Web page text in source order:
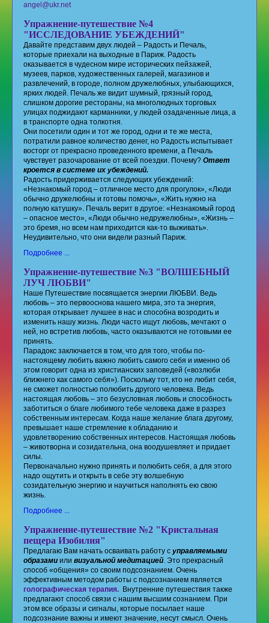
angel@ukr.net
Упражнение-путешествие №4
"ИССЛЕДОВАНИЕ УБЕЖДЕНИЙ"
Давайте представим двух людей – Радость и Печаль,
которые приехали на выходные в Париж. Радость
оказывается в чудесном мире исторических пейзажей,
музеев, парков, художественных галерей, магазинов и
развлечений, в городе, полном дружелюбных, улыбающихся,
ярких людей. Печаль же видит шумный, грязный город,
слишком дорогие рестораны, на многолюдных торговых
улицах поджидают карманники, у людей озадаченные лица, а
в транспорте одна толкотня.
Они посетили один и тот же город, одни и те же места,
потратили равное количество денег, но Радость испытывает
восторг от прекрасно проведенного времени, а Печаль
чувствует разочарование от всей поездки. Почему? Ответ
кроется в системе их убеждений.
Радость придерживается следующих убеждений:
«Незнакомый город – отличное место для прогулок», «Люди
обычно дружелюбны и готовы помочь», «Жить нужно на
полную катушку». Печаль верит в другое: «Незнакомый город
– опасное место», «Люди обычно недружелюбны», «Жизнь –
это бремя, но всем нам приходится как-то выживать».
Неудивительно, что они видели разный Париж.
Подробнее ...
Упражнение-путешествие №3 "ВОЛШЕБНЫЙ
ЛУЧ ЛЮБВИ"
Наше Путешествие посвящается энергии ЛЮБВИ. Ведь
любовь – это первооснова нашего мира, это та энергия,
которая открывает лучшее в нас и способна возродить и
изменить нашу жизнь. Люди часто ищут любовь, мечтают о
ней, но встретив любовь, часто оказываются не готовыми ее
принять.
Парадокс заключается в том, что для того, чтобы по-
настоящему любить важно любить самого себя и именно об
этом говорит одна из христианских заповедей («возлюби
ближнего как самого себя»). Поскольку тот, кто не любит себя,
не сможет полностью полюбить другого человека. Ведь
настоящая любовь – это безусловная любовь и способность
заботиться о благе любимого тебе человека даже в разрез
собственным интересам. Когда наше желание блага другому,
превышает наше стремление к обладанию и
удовлетворению собственных интересов. Настоящая любовь
– животворна и созидательна, она воодушевляет и придает
силы.
Первоначально нужно принять и полюбить себя, а для этого
надо ощутить и открыть в себе эту волшебную
созидательную энергию и научиться наполнять ею свою
жизнь.
Подробнее ...
Упражнение-путешествие №2 "Кристальная
пещера Изобилия"
Предлагаю Вам начать осваивать работу с управляемыми
образами или визуальной медитацией. Это прекрасный
способ «общения» со своим подсознанием. Очень
эффективным методом работы с подсознанием является
голографическая терапия. Внутренние путешествия также
предлагают способ связи с нашим высшим сознанием. При
этом все образы и сигналы, которые посылает наше
подсознание важны и имеют значение, несут смысл. Очень